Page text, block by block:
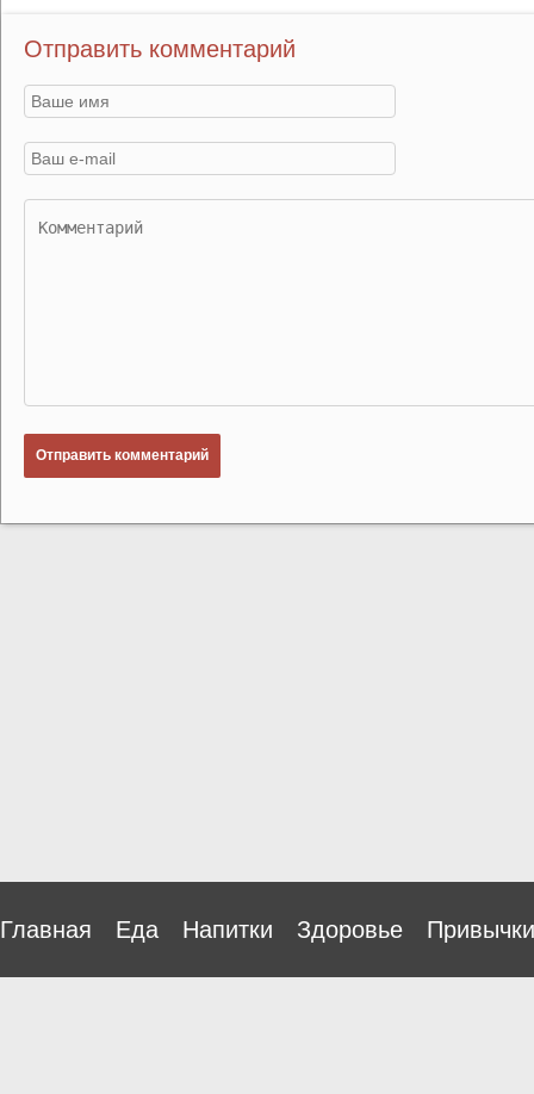
Отправить комментарий
Главная Еда Напитки Здоровье Привычки